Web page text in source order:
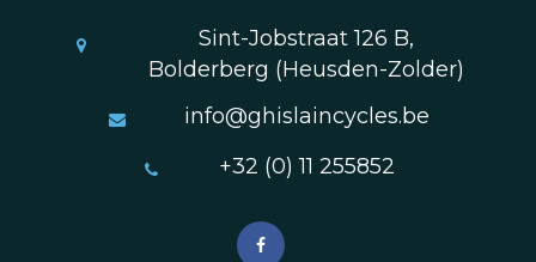
Sint-Jobstraat 126 B,
Bolderberg (Heusden-Zolder)
info@ghislaincycles.be
+32 (0) 11 255852